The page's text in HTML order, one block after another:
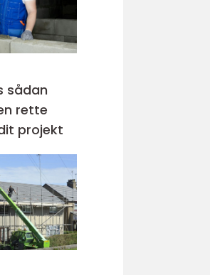
rette
projekt